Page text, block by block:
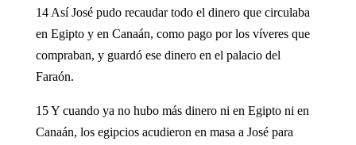
14 Así José pudo recaudar todo el dinero que circulaba
en Egipto y en Canaán, como pago por los víveres que
compraban, y guardó ese dinero en el palacio del
Faraón.
15 Y cuando ya no hubo más dinero ni en Egipto ni en
Canaán, los egipcios acudieron en masa a José para